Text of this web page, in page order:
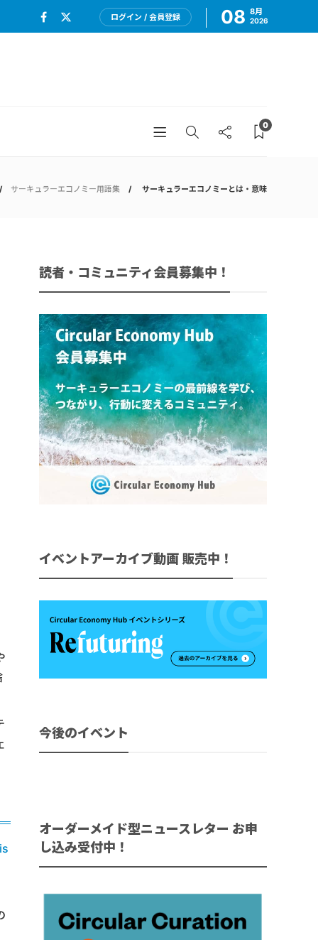
ログイン / 会員登録 08 8月
2026
0
サーキュラーエコノミー用語集 サーキュラーエコノミーとは・意味
読者・コミュニティ会員募集中！
イベントアーカイブ動画 販売中！
今後のイベント
オーダーメイド型ニュースレター お申
し込み受付中！